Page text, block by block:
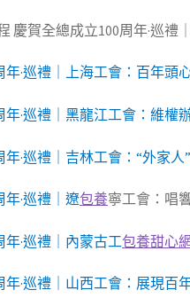
慶賀全總成立100周年·巡禮
·巡禮｜上海工會：百年頭
·巡禮｜黑龍江工會：維權
·巡禮｜吉林工會：“外家人
·巡禮｜遼包養寧工會：唱
·巡禮｜內蒙古工包養甜心
·巡禮｜山西工會：展現百